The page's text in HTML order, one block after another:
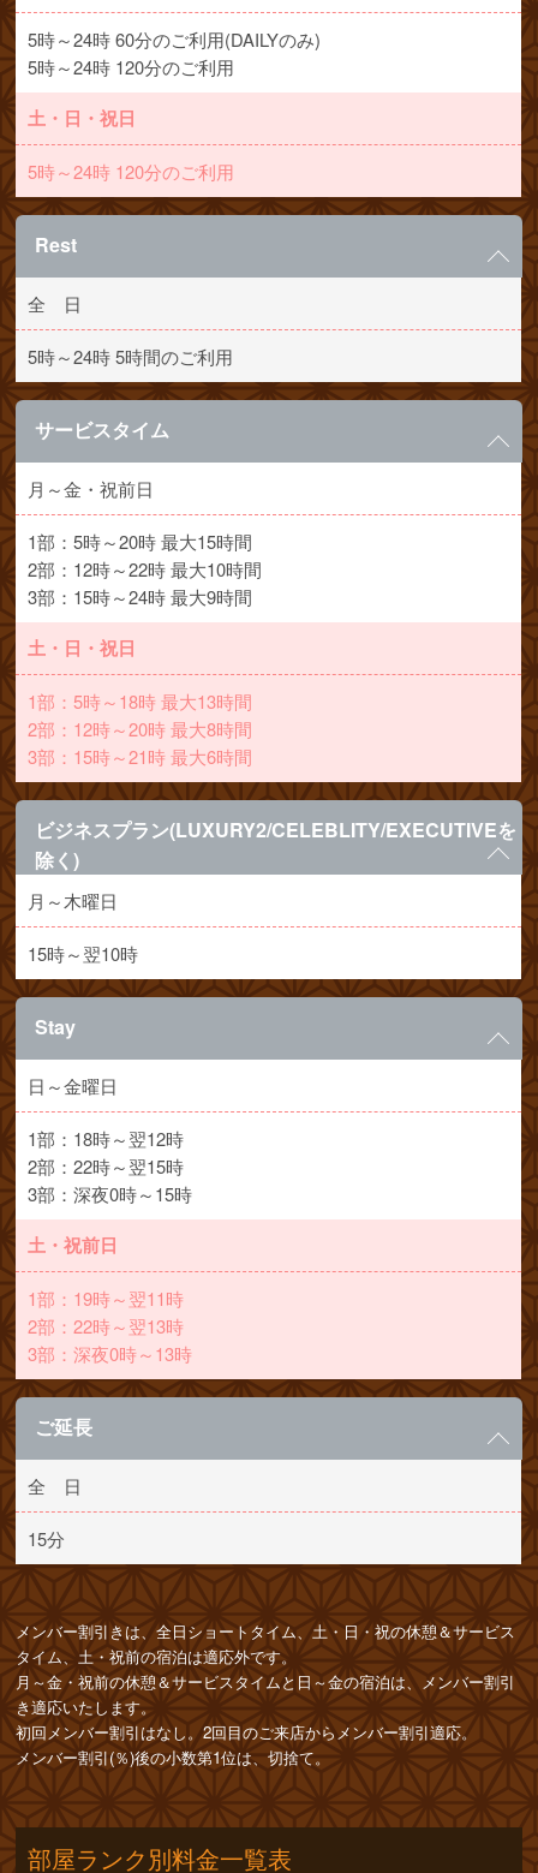
5時～24時 60分のご利用(DAILYのみ)
5時～24時 120分のご利用
土・日・祝日
5時～24時 120分のご利用
Rest
全 日
5時～24時 5時間のご利用
サービスタイム
月～金・祝前日
1部：5時～20時 最大15時間
2部：12時～22時 最大10時間
3部：15時～24時 最大9時間
土・日・祝日
1部：5時～18時 最大13時間
2部：12時～20時 最大8時間
3部：15時～21時 最大6時間
ビジネスプラン(LUXURY2/CELEBLITY/EXECUTIVEを
除く)
月～木曜日
15時～翌10時
Stay
日～金曜日
1部：18時～翌12時
2部：22時～翌15時
3部：深夜0時～15時
土・祝前日
1部：19時～翌11時
2部：22時～翌13時
3部：深夜0時～13時
ご延長
全 日
15分
メンバー割引きは、全日ショートタイム、土・日・祝の休憩＆サービス
タイム、土・祝前の宿泊は適応外です。
月～金・祝前の休憩＆サービスタイムと日～金の宿泊は、メンバー割引
き適応いたします。
初回メンバー割引はなし。2回目のご来店からメンバー割引適応。
メンバー割引(％)後の小数第1位は、切捨て。
部屋ランク別料金一覧表